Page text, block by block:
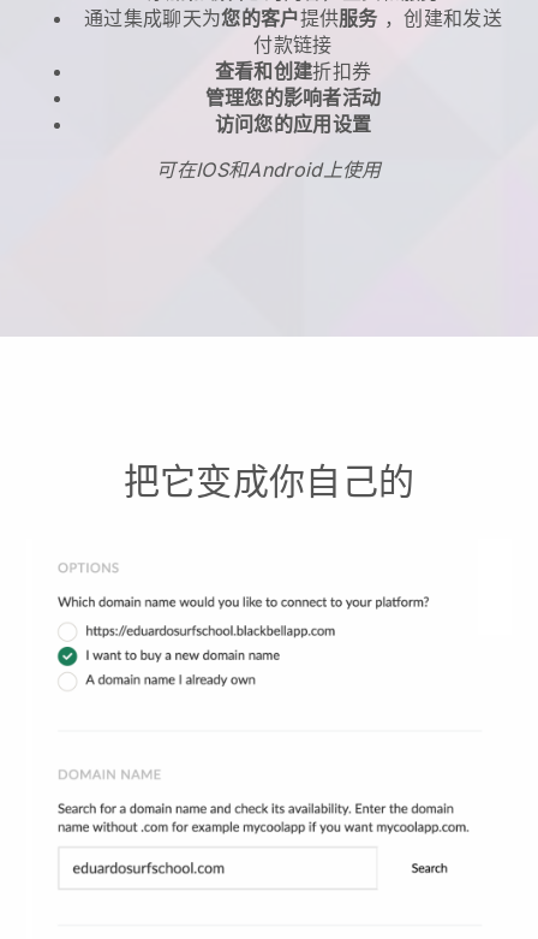
通过集成聊天为您的客户提供服务 ，创建和发送
付款链接
查看和创建折扣券
管理您的影响者活动
访问您的应用设置
可在IOS和Android上使用
把它变成你自己的